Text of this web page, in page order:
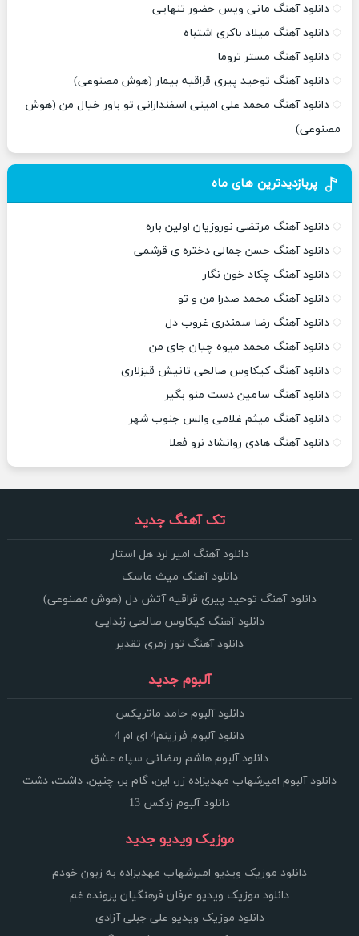
دانلود آهنگ مانی ویس حضور تنهایی
دانلود آهنگ میلاد باکری اشتباه
دانلود آهنگ مستر تروما
دانلود آهنگ توحید پیری قراقیه بیمار (هوش مصنوعی)
دانلود آهنگ محمد علی امینی اسفندارانی تو باور خیال من (هوش
مصنوعی)
پربازدیدترین های ماه
دانلود آهنگ مرتضی نوروزیان اولین باره
دانلود آهنگ حسن جمالی دختره ی قرشمی
دانلود آهنگ چکاد خون نگار
دانلود آهنگ محمد صدرا من و تو
دانلود آهنگ رضا سمندری غروب دل
دانلود آهنگ محمد میوه چیان جای من
دانلود آهنگ کیکاوس صالحی تانیش قیزلاری
دانلود آهنگ سامین دست منو بگیر
دانلود آهنگ میثم غلامی والس جنوب شهر
دانلود آهنگ هادی روانشاد نرو فعلا
تک آهنگ جدید
دانلود آهنگ امیر لرد هل استار
دانلود آهنگ میث ماسک
دانلود آهنگ توحید پیری قراقیه آتش دل (هوش مصنوعی)
دانلود آهنگ کیکاوس صالحی زندایی
دانلود آهنگ تور زمری تقدیر
آلبوم جدید
دانلود آلبوم حامد ماتریکس
دانلود آلبوم فرزینم4 ای ام 4
دانلود آلبوم هاشم رمضانی سپاه عشق
دانلود آلبوم امیرشهاب مهدیزاده زر، این، گام بر، چنین، داشت، دشت
دانلود آلبوم زدکس 13
موزیک ویدیو جدید
دانلود موزیک ویدیو امیرشهاب مهدیزاده به زبون خودم
دانلود موزیک ویدیو عرفان فرهنگیان پرونده غم
دانلود موزیک ویدیو علی جبلی آزادی